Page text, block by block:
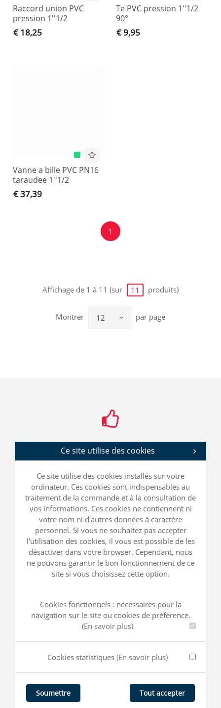
Raccord union PVC
pression 1''1/2
€ 18,25
Te PVC pression 1''1/2
90°
€ 9,95
Vanne a bille PVC PN16
taraudee 1''1/2
€ 37,39
1
Affichage de 1 à 11 (sur 11 produits)
Montrer 12 par page
Ce site utilise des cookies
Ce site utilise des cookies installés sur votre
ordinateur. Ces cookies sont indispensables au
traitement de la commande et à la consultation de
vos informations. Ces cookies ne contiennent ni
votre nom ni d'autres données à caractère
personnel. Si vous ne souhaitez pas accepter
l'utilisation des cookies, il vous est possible de les
désactiver dans votre browser. Cependant, nous
ne pouvons garantir le bon fonctionnement de ce
site si vous choisissez cette option.
Cookies fonctionnels : nécessaires pour la
navigation sur le site ou cookies de préférence.
(En savoir plus)
Cookies statistiques (En savoir plus)
Soumettre Tout accepter